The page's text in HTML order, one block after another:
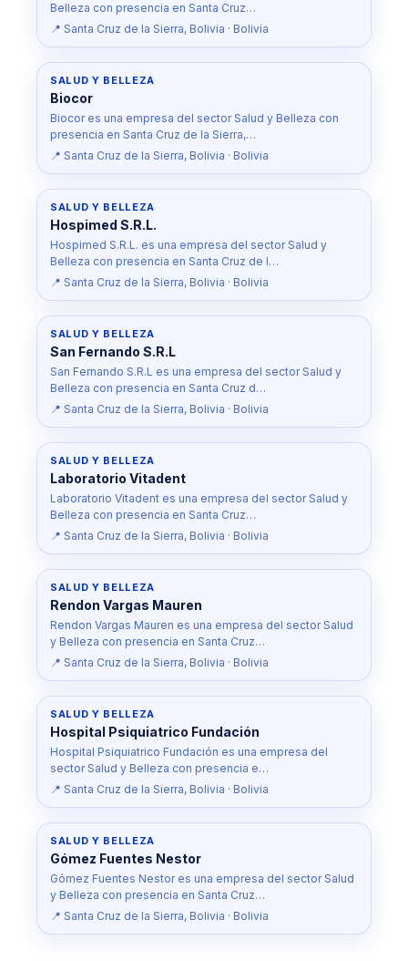
Belleza con presencia en Santa Cruz…
📍 Santa Cruz de la Sierra, Bolivia · Bolivia
SALUD Y BELLEZA
Biocor
Biocor es una empresa del sector Salud y Belleza con
presencia en Santa Cruz de la Sierra,…
📍 Santa Cruz de la Sierra, Bolivia · Bolivia
SALUD Y BELLEZA
Hospimed S.R.L.
Hospimed S.R.L. es una empresa del sector Salud y
Belleza con presencia en Santa Cruz de l…
📍 Santa Cruz de la Sierra, Bolivia · Bolivia
SALUD Y BELLEZA
San Fernando S.R.L
San Fernando S.R.L es una empresa del sector Salud y
Belleza con presencia en Santa Cruz d…
📍 Santa Cruz de la Sierra, Bolivia · Bolivia
SALUD Y BELLEZA
Laboratorio Vitadent
Laboratorio Vitadent es una empresa del sector Salud y
Belleza con presencia en Santa Cruz…
📍 Santa Cruz de la Sierra, Bolivia · Bolivia
SALUD Y BELLEZA
Rendon Vargas Mauren
Rendon Vargas Mauren es una empresa del sector Salud
y Belleza con presencia en Santa Cruz…
📍 Santa Cruz de la Sierra, Bolivia · Bolivia
SALUD Y BELLEZA
Hospital Psiquiatrico Fundación
Hospital Psiquiatrico Fundación es una empresa del
sector Salud y Belleza con presencia e…
📍 Santa Cruz de la Sierra, Bolivia · Bolivia
SALUD Y BELLEZA
Gómez Fuentes Nestor
Gómez Fuentes Nestor es una empresa del sector Salud
y Belleza con presencia en Santa Cruz…
📍 Santa Cruz de la Sierra, Bolivia · Bolivia